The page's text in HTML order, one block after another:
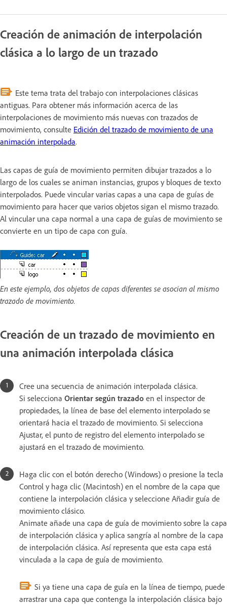
Creación de animación de interpolación
clásica a lo largo de un trazado
Este tema trata del trabajo con interpolaciones clásicas
antiguas. Para obtener más información acerca de las
interpolaciones de movimiento más nuevas con trazados de
movimiento, consulte Edición del trazado de movimiento de una
animación interpolada.
Las capas de guía de movimiento permiten dibujar trazados a lo
largo de los cuales se animan instancias, grupos y bloques de texto
interpolados. Puede vincular varias capas a una capa de guías de
movimiento para hacer que varios objetos sigan el mismo trazado.
Al vincular una capa normal a una capa de guías de movimiento se
convierte en un tipo de capa con guía.
En este ejemplo, dos objetos de capas diferentes se asocian al mismo
trazado de movimiento.
Creación de un trazado de movimiento en
una animación interpolada clásica
Cree una secuencia de animación interpolada clásica.
Si selecciona Orientar según trazado en el inspector de
propiedades, la línea de base del elemento interpolado se
orientará hacia el trazado de movimiento. Si selecciona
Ajustar, el punto de registro del elemento interpolado se
ajustará en el trazado de movimiento.
Haga clic con el botón derecho (Windows) o presione la tecla
Control y haga clic (Macintosh) en el nombre de la capa que
contiene la interpolación clásica y seleccione Añadir guía de
movimiento clásico.
Animate añade una capa de guía de movimiento sobre la capa
de interpolación clásica y aplica sangría al nombre de la capa
de interpolación clásica. Así representa que esta capa está
vinculada a la capa de guía de movimiento.
Si ya tiene una capa de guía en la línea de tiempo, puede
arrastrar una capa que contenga la interpolación clásica bajo